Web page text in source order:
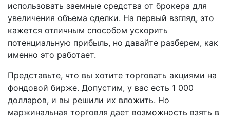
использовать заемные средства от брокера для
увеличения объема сделки. На первый взгляд, это
кажется отличным способом ускорить
потенциальную прибыль, но давайте разберем, как
именно это работает.
Представьте, что вы хотите торговать акциями на
фондовой бирже. Допустим, у вас есть 1 000
долларов, и вы решили их вложить. Но
маржинальная торговля дает возможность взять в